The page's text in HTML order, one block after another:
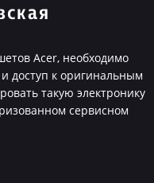
Acer, необходимо
доступ к оригинальным
такую электронику
сервисном